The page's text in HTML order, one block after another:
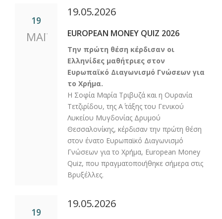
19
ΜΑΪ
19.05.2026
EUROPEAN MONEY QUIZ 2026
Την πρώτη θέση κέρδισαν οι
Ελληνίδες μαθήτριες στον
Ευρωπαϊκό Διαγωνισμό Γνώσεων για
το Χρήμα.
Η Σοφία Μαρία Τριβυζά και η Ουρανία
Τετζιρίδου, της Α΄ τάξης του Γενικού
Λυκείου Μυγδονίας Δρυμού
Θεσσαλονίκης, κέρδισαν την πρώτη θέση
στον ένατο Ευρωπαϊκό Διαγωνισμό
Γνώσεων για το Χρήμα, European Money
Quiz, που πραγματοποιήθηκε σήμερα στις
Βρυξέλλες.
19
19.05.2026